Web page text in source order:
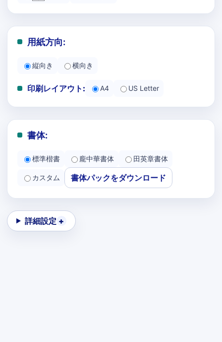
用紙方向:
縦向き 横向き
印刷レイアウト: A4 US Letter
書体:
標準楷書 龐中華書体 田英章書体
カスタム 書体パックをダウンロード
詳細設定